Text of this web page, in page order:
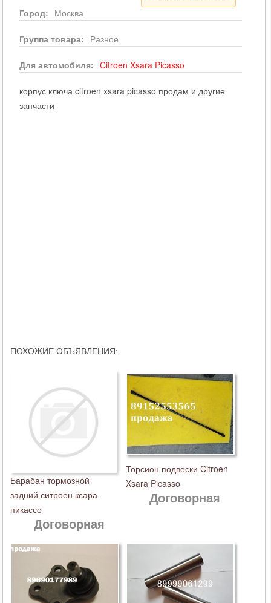
Город: Москва
Группа товара: Разное
Для автомобиля: Citroen Xsara Picasso
корпус ключа citroen xsara picasso продам и другие
запчасти
ПОХОЖИЕ ОБЪЯВЛЕНИЯ:
Барабан тормозной
задний ситроен ксара
пикассо
Договорная
Торсион подвески Citroen
Xsara Picasso
Договорная